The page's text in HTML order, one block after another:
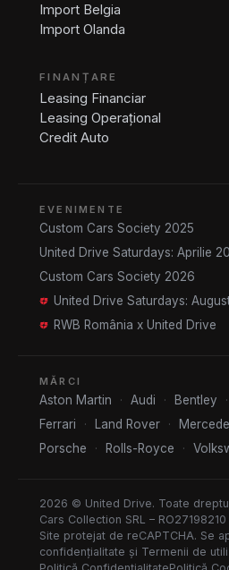
Import Belgia
Import Olanda
FINANȚARE
Leasing Financiar
Leasing Operațional
Credit Auto
EVENIMENTE
Custom Cars Society 2025
United Drive Saturdays: Aprilie
Custom Cars Society 2026
United Drive Saturdays:
RWB România x United Drive
MĂRCI
Aston Martin · Audi · Bentley ·
Ferrari
· Land Rover ·
Porsche
· Rolls-Royce ·
2026 © United Drive. Toate
Cars Collection SRL –
Site protejat de reCAPTCHA. Se
confidențialitate și Termenii de